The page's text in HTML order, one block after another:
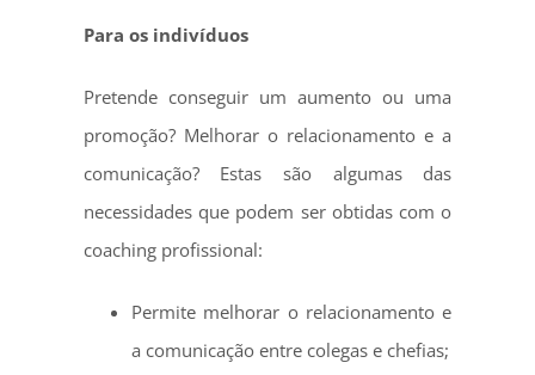
Para os indivíduos
Pretende conseguir um aumento ou uma
promoção? Melhorar o relacionamento e a
comunicação? Estas são algumas das
necessidades que podem ser obtidas com o
coaching profissional:
Permite melhorar o relacionamento e
a comunicação entre colegas e chefias;